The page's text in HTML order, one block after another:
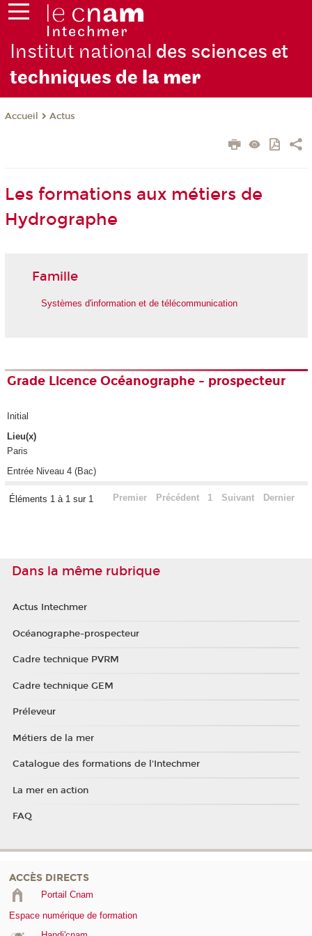
Institut national des sciences et
techniques de la mer
Accueil Actus
Les formations aux métiers de
Hydrographe
Famille
Systèmes d'information et de télécommunication
Grade Licence Océanographe - prospecteur
Initial
Lieu(x)
Paris
Entrée Niveau 4 (Bac)
Éléments 1 à 1 sur 1 Premier Précédent 1 Suivant Dernier
Dans la même rubrique
Actus Intechmer
Océanographe-prospecteur
Cadre technique PVRM
Cadre technique GEM
Préleveur
Métiers de la mer
Catalogue des formations de l'Intechmer
La mer en action
FAQ
ACCÈS DIRECTS
Portail Cnam
Espace numérique de formation